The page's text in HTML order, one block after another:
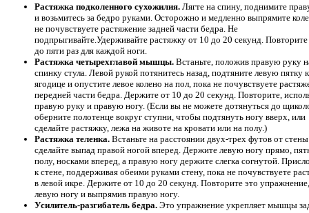
Растяжка подколенного сухожилия. Лягте на спину, поднимите
и возьмитесь за бедро руками. Осторожно и медленно выпрямите
не почувствуете растяжение задней части бедра. Не
подпрыгивайте.Удерживайте растяжку от 10 до 20 секунд. Повторите
до пяти раз для каждой ноги.
Растяжка четырехглавой мышцы. Встаньте, положив правую руку
спинку стула. Левой рукой потянитесь назад, подтяните левую пятку
ягодице и опустите левое колено на пол, пока не почувствуете
передней части бедра. Держите от 10 до 20 секунд. Повторите,
правую руку и правую ногу. (Если вы не можете дотянуться до
оберните полотенце вокруг ступни, чтобы подтянуть ногу вверх, или
сделайте растяжку, лежа на животе на кровати или на полу.)
Растяжка теленка. Встаньте на расстоянии двух-трех футов от
сделайте выпад правой ногой вперед. Держите левую ногу прямо,
полу, носками вперед, а правую ногу держите слегка согнутой.
к стене, поддерживая обеими руками стену, пока не почувствуете
в левой икре. Держите от 10 до 20 секунд. Повторите это
левую ногу и выпрямив правую ногу.
Усилитель-разгибатель бедра. Это упражнение укрепляет мышцы